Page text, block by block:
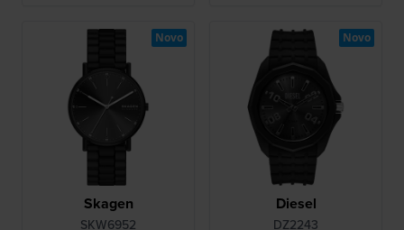
Skagen
SKW6952
Novo
Diesel
DZ2243
Novo